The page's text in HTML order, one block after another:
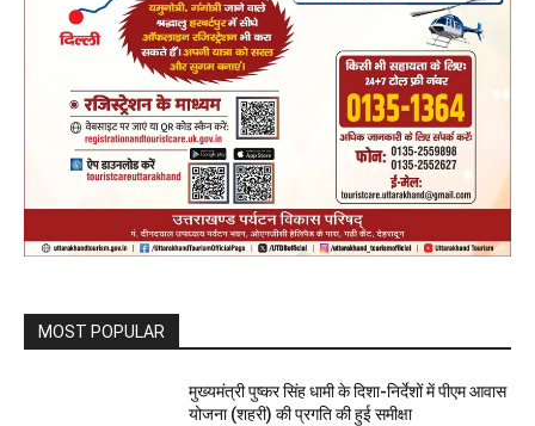
MOST POPULAR
मुख्यमंत्री पुष्कर सिंह धामी के दिशा-निर्देशों में पीएम आवास
योजना (शहरी) की प्रगति की हुई समीक्षा